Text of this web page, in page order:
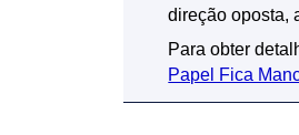
direção oposta,
Para obter
Papel Fica